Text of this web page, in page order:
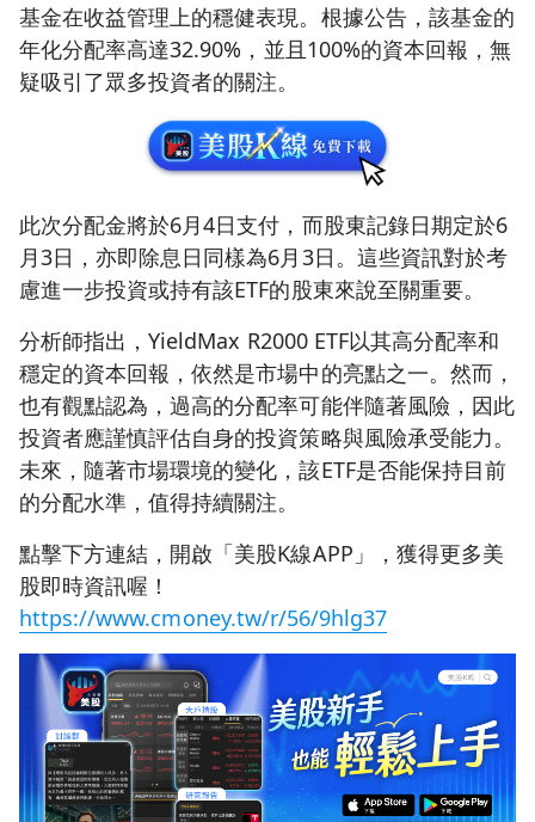
基金在收益管理上的穩健表現。根據公告，該基金的
年化分配率高達32.90%，並且100%的資本回報，無
疑吸引了眾多投資者的關注。
此次分配金將於6月4日支付，而股東記錄日期定於6
月3日，亦即除息日同樣為6月3日。這些資訊對於考
慮進一步投資或持有該ETF的股東來說至關重要。
分析師指出，YieldMax R2000 ETF以其高分配率和
穩定的資本回報，依然是市場中的亮點之一。然而，
也有觀點認為，過高的分配率可能伴隨著風險，因此
投資者應謹慎評估自身的投資策略與風險承受能力。
未來，隨著市場環境的變化，該ETF是否能保持目前
的分配水準，值得持續關注。
點擊下方連結，開啟「美股K線APP」，獲得更多美
股即時資訊喔！
https://www.cmoney.tw/r/56/9hlg37